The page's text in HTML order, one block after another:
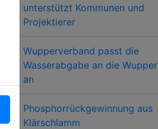
unterstützt Kommunen und
Projektierer
Wupperverband passt die
Wasserabgabe an die Wupper
an
Phosphorrückgewinnung aus
Klärschlamm